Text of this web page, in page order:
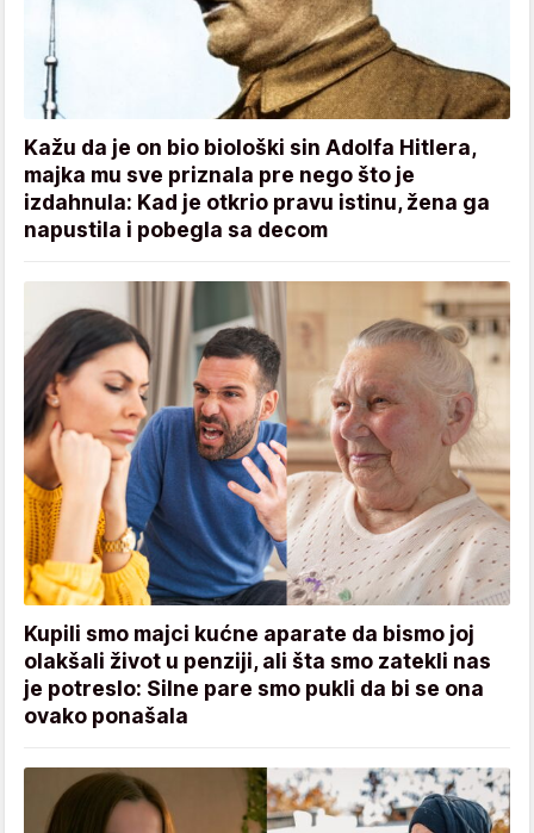
Kažu da je on bio biološki sin Adolfa Hitlera,
majka mu sve priznala pre nego što je
izdahnula: Kad je otkrio pravu istinu, žena ga
napustila i pobegla sa decom
Kupili smo majci kućne aparate da bismo joj
olakšali život u penziji, ali šta smo zatekli nas
je potreslo: Silne pare smo pukli da bi se ona
ovako ponašala